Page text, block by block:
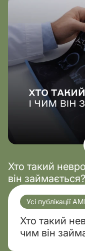
Хто такий
він займається?
Усі публікації
Хто такий
чим він